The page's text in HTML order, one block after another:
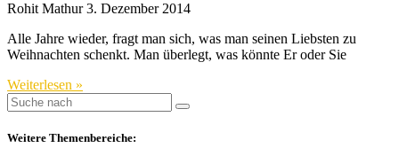
Rohit Mathur3. Dezember 2014
Alle Jahre wieder, fragt man sich, was man seinen Liebsten zu
Weihnachten schenkt. Man überlegt, was könnte Er oder Sie
Weiterlesen »
Weitere Themenbereiche: